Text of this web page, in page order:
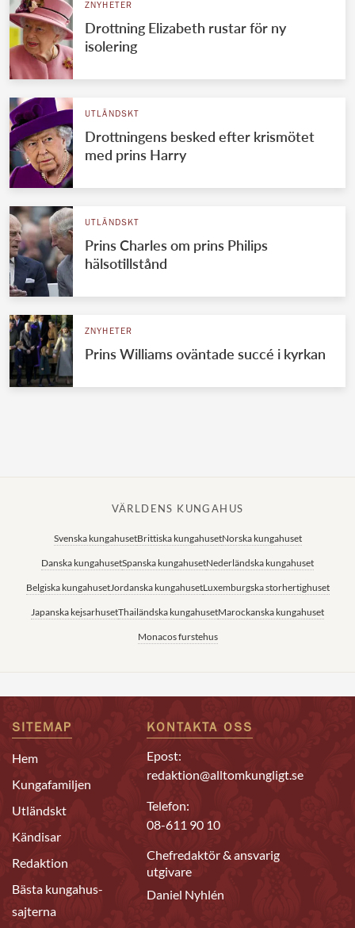
ZNYHETER
Drottning Elizabeth rustar för ny
isolering
UTLÄNDSKT
Drottningens besked efter krismötet
med prins Harry
UTLÄNDSKT
Prins Charles om prins Philips
hälsotillstånd
ZNYHETER
Prins Williams oväntade succé i kyrkan
VÄRLDENS KUNGAHUS
Svenska kungahusetBrittiska kungahusetNorska kungahuset
Danska kungahusetSpanska kungahusetNederländska kungahuset
Belgiska kungahusetJordanska kungahusetLuxemburgska storhertighuset
Japanska kejsarhusetThailändska kungahusetMarockanska kungahuset
Monacos furstehus
SITEMAP
Hem
Kungafamiljen
Utländskt
Kändisar
Redaktion
Bästa kungahus-
sajterna
KONTAKTA OSS
Epost:
redaktion@alltomkungligt.se
Telefon:
08-611 90 10
Chefredaktör & ansvarig
utgivare
Daniel Nyhlén